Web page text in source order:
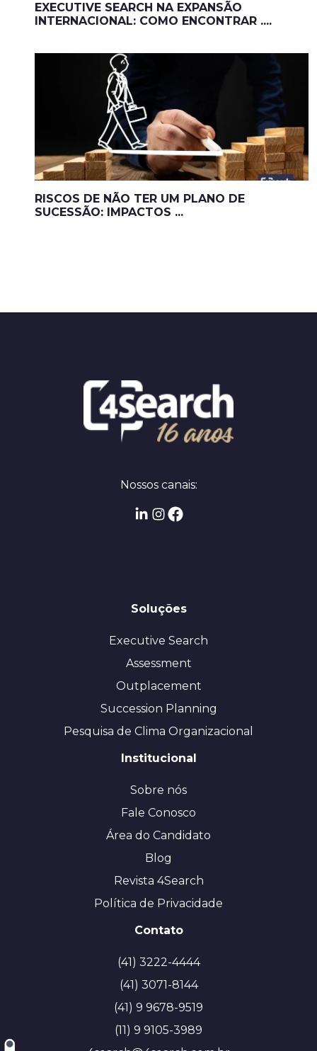
EXECUTIVE SEARCH NA EXPANSÃO
INTERNACIONAL: COMO ENCONTRAR ....
RISCOS DE NÃO TER UM PLANO DE
SUCESSÃO: IMPACTOS ...
Nossos canais:
Soluções
Executive Search
Assessment
Outplacement
Succession Planning
Pesquisa de Clima Organizacional
Institucional
Sobre nós
Fale Conosco
Área do Candidato
Blog
Revista 4Search
Política de Privacidade
Contato
(41) 3222-4444
(41) 3071-8144
(41) 9 9678-9519
(11) 9 9105-3989